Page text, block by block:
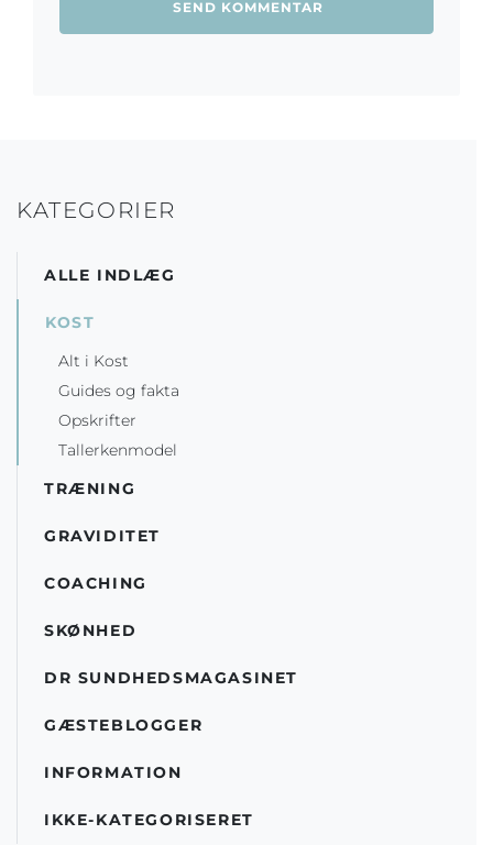
KATEGORIER
ALLE INDLÆG
KOST
Alt i Kost
Guides og fakta
Opskrifter
Tallerkenmodel
TRÆNING
GRAVIDITET
COACHING
SKØNHED
DR SUNDHEDSMAGASINET
GÆSTEBLOGGER
INFORMATION
IKKE-KATEGORISERET